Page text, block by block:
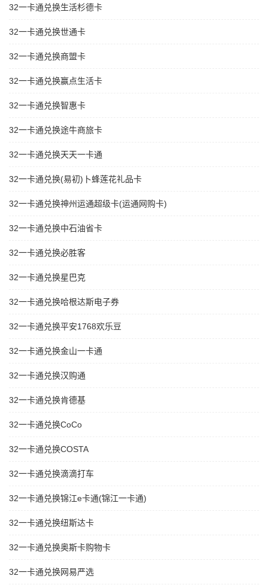
32一卡通兑换生活杉德卡
32一卡通兑换世通卡
32一卡通兑换商盟卡
32一卡通兑换赢点生活卡
32一卡通兑换智惠卡
32一卡通兑换途牛商旅卡
32一卡通兑换天天一卡通
32一卡通兑换(易初)卜蜂莲花礼品卡
32一卡通兑换神州运通超级卡(运通网购卡)
32一卡通兑换中石油省卡
32一卡通兑换必胜客
32一卡通兑换星巴克
32一卡通兑换哈根达斯电子券
32一卡通兑换平安1768欢乐豆
32一卡通兑换金山一卡通
32一卡通兑换汉购通
32一卡通兑换肯德基
32一卡通兑换CoCo
32一卡通兑换COSTA
32一卡通兑换滴滴打车
32一卡通兑换锦江e卡通(锦江一卡通)
32一卡通兑换纽斯达卡
32一卡通兑换奥斯卡购物卡
32一卡通兑换网易严选